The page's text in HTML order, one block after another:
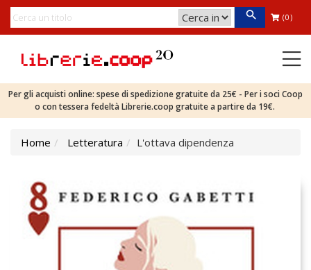
(0)
Per gli acquisti online: spese di spedizione gratuite da 25€ - Per i soci Coop
o con tessera fedeltà Librerie.coop gratuite a partire da 19€.
Home Letteratura L'ottava dipendenza